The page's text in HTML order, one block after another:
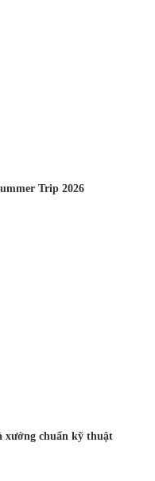
Trip 2026
xưởng chuẩn kỹ thuật